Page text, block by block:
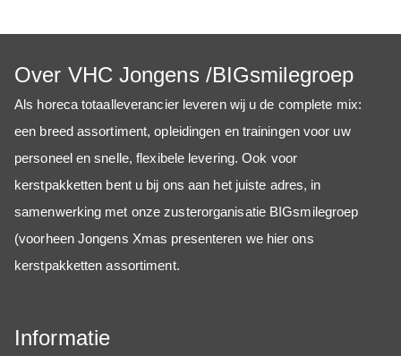
Over VHC Jongens /BIGsmilegroep
Als horeca totaalleverancier leveren wij u de complete mix:
een breed assortiment, opleidingen en trainingen voor uw
personeel en snelle, flexibele levering. Ook voor
kerstpakketten bent u bij ons aan het juiste adres, in
samenwerking met onze zusterorganisatie BIGsmilegroep
(voorheen Jongens Xmas presenteren we hier ons
kerstpakketten assortiment.
Informatie